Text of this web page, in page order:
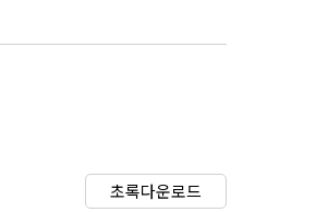
초록다운로드